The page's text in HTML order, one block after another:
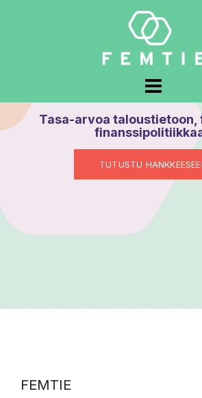
Tasa-arvoa taloustietoon,
TUTUSTU
FEMTIE